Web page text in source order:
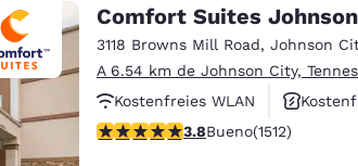
Español
Europa
Deutschland
Deutsch
Germany
English
Comfort Suites
3118 Browns Mill Road, Johnson
A 6.54 km de Johnson City,
Kostenfreies WLAN
Haustierfreundlich
Calificación de 3.83 estrellas.
3.8Bueno(1512)